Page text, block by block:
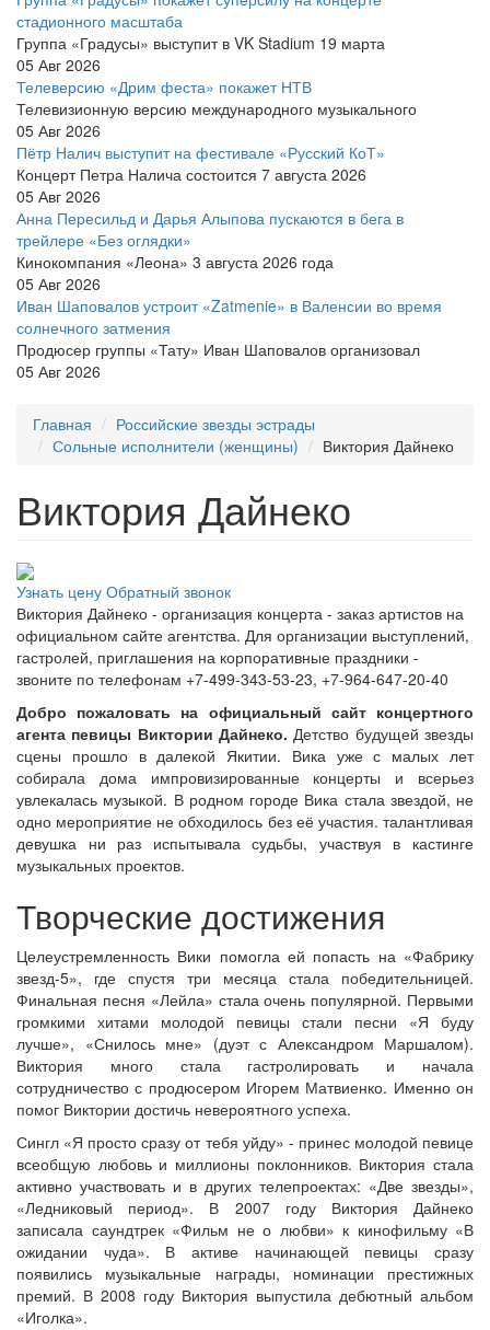
стадионного масштаба
Группа «Градусы» выступит в VK Stadium 19 марта
05 Авг 2026
Телеверсию «Дрим феста» покажет НТВ
Телевизионную версию международного музыкального
05 Авг 2026
Пётр Налич выступит на фестивале «Русский КоТ»
Концерт Петра Налича состоится 7 августа 2026
05 Авг 2026
Анна Пересильд и Дарья Алыпова пускаются в бега в
трейлере «Без оглядки»
Кинокомпания «Леона» 3 августа 2026 года
05 Авг 2026
Иван Шаповалов устроит «Zatmenie» в Валенсии во время
солнечного затмения
Продюсер группы «Тату» Иван Шаповалов организовал
05 Авг 2026
Главная
Российские звезды эстрады
Сольные исполнители (женщины)
Виктория Дайнеко
Виктория Дайнеко
Узнать цену Обратный звонок
Виктория Дайнеко - организация концерта - заказ артистов на
официальном сайте агентства. Для организации выступлений,
гастролей, приглашения на корпоративные праздники -
звоните по телефонам +7-499-343-53-23, +7-964-647-20-40
Добро пожаловать на официальный сайт концертного
агента певицы Виктории Дайнеко. Детство будущей звезды
сцены прошло в далекой Якитии. Вика уже с малых лет
собирала дома импровизированные концерты и всерьез
увлекалась музыкой. В родном городе Вика стала звездой, не
одно мероприятие не обходилось без её участия. талантливая
девушка ни раз испытывала судьбы, участвуя в кастинге
музыкальных проектов.
Творческие достижения
Целеустремленность Вики помогла ей попасть на «Фабрику
звезд-5», где спустя три месяца стала победительницей.
Финальная песня «Лейла» стала очень популярной. Первыми
громкими хитами молодой певицы стали песни «Я буду
лучше», «Снилось мне» (дуэт с Александром Маршалом).
Виктория много стала гастролировать и начала
сотрудничество с продюсером Игорем Матвиенко. Именно он
помог Виктории достичь невероятного успеха.
Сингл «Я просто сразу от тебя уйду» - принес молодой певице
всеобщую любовь и миллионы поклонников. Виктория стала
активно участвовать и в других телепроектах: «Две звезды»,
«Ледниковый период». В 2007 году Виктория Дайнеко
записала саундтрек «Фильм не о любви» к кинофильму «В
ожидании чуда». В активе начинающей певицы сразу
появились музыкальные награды, номинации престижных
премий. В 2008 году Виктория выпустила дебютный альбом
«Иголка».